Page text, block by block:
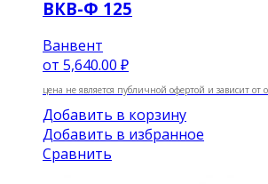
ВКВ-Ф 125
Ванвент
от 5,640.00 ₽
цена не является публичной офертой и зависит от
Добавить в корзину
Добавить в избранное
Сравнить